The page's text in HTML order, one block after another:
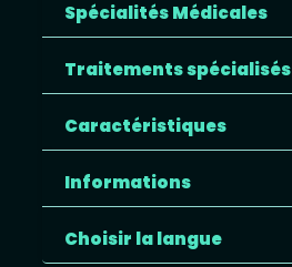
Spécialités Médicales
Traitements spécialisés
Caractéristiques
Informations
Choisir la langue